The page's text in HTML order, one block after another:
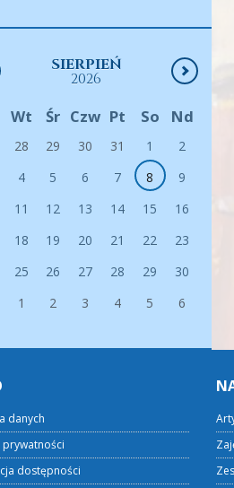
SIERPIEŃ
2026
Wt Śr Czw Pt So Nd
28 29 30 31 1
2
4 5 6 7 8
9
11 12 13 14 15
16
18 19 20 21 22
23
25 26 27 28 29
30
1 2 3 4 5 6
danych
prywatności
dostępności